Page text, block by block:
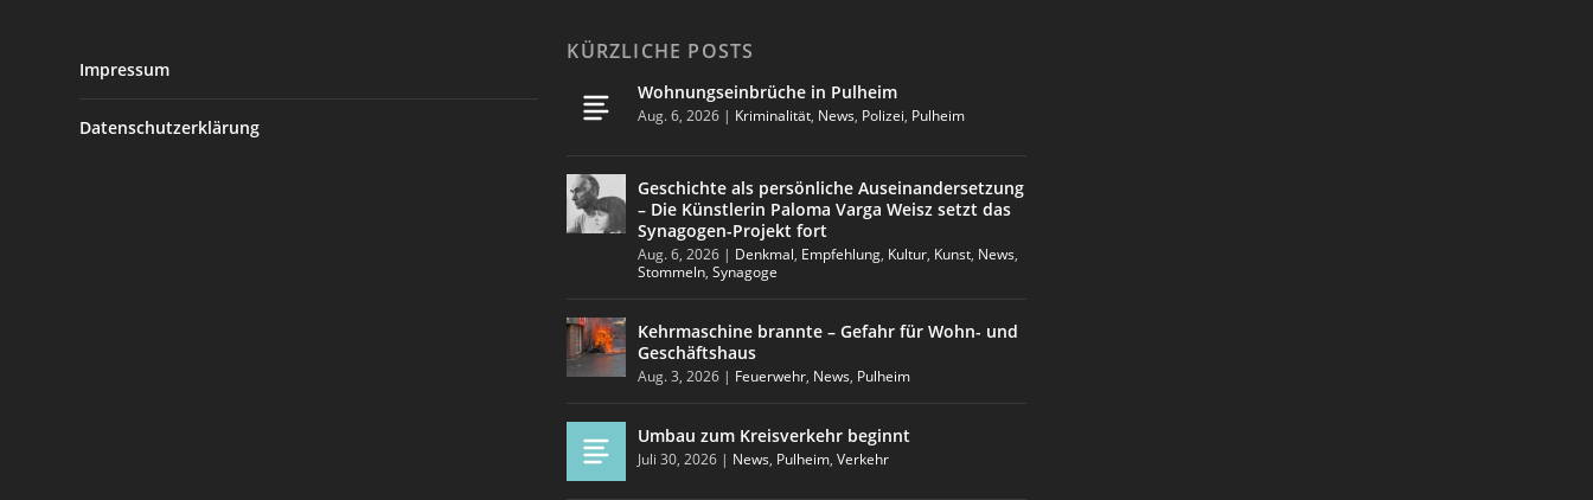
Impressum
Datenschutzerklärung
KÜRZLICHE POSTS
Wohnungseinbrüche in Pulheim
Aug. 6, 2026 | Kriminalität, News, Polizei, Pulheim
Geschichte als persönliche Auseinandersetzung
– Die Künstlerin Paloma Varga Weisz setzt das
Synagogen-Projekt fort
Aug. 6, 2026 | Denkmal, Empfehlung, Kultur, Kunst, News,
Stommeln,Synagoge
Kehrmaschine brannte – Gefahr für Wohn- und
Geschäftshaus
Aug. 3, 2026 | Feuerwehr, News, Pulheim
Umbau zum Kreisverkehr beginnt
Juli 30, 2026 | News, Pulheim,Verkehr